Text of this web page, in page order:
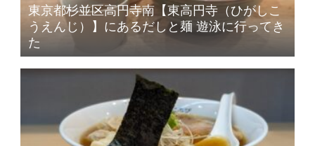
東京都杉並区高円寺南【東高円寺（ひがしこ
うえんじ）】にあるだしと麺 遊泳に行ってき
た